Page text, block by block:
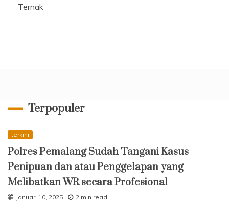
Ternak
Terpopuler
terkini
Polres Pemalang Sudah Tangani Kasus
Penipuan dan atau Penggelapan yang
Melibatkan WR secara Profesional
Januari 10, 2025 2 min read